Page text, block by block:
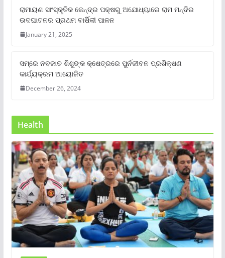
ରାମାୟଣ ସାଂସ୍କୃତିକ କେନ୍ଦ୍ର ପକ୍ଷରୁ ଅଯୋଧ୍ୟାରେ ରାମ ମନ୍ଦିର
ଉଦଘାଟନର ପ୍ରଥମ ବାର୍ଷିକୀ ପାଳନ
January 21, 2025
ସମ୍‌ରେ ନବଜାତ ଶିଶୁଙ୍କ କ୍ଷେତ୍ରରେ ପୁର୍ନଜୀବନ ପ୍ରଶିକ୍ଷଣ
କାର୍ଯ୍ୟକ୍ରମ ଆୟୋଜିତ
December 26, 2024
Health